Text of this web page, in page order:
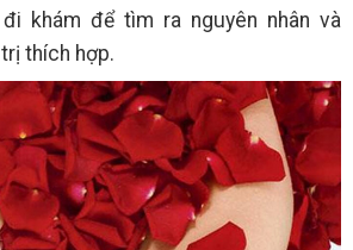
khám để tìm ra nguyên nhân và
thích hợp.